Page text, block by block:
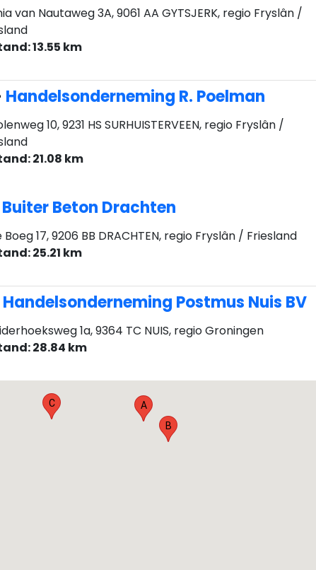
van Nautaweg 3A, 9061 AA GYTSJERK, regio Fryslân /
13.55 km
Handelsonderneming R. Poelman
10, 9231 HS SURHUISTERVEEN, regio Fryslân /
21.08 km
Buiter Beton Drachten
Boeg 17, 9206 BB DRACHTEN, regio Fryslân / Friesland
25.21 km
Handelsonderneming Postmus Nuis BV
1a, 9364 TC NUIS, regio Groningen
28.84 km
A
B
C